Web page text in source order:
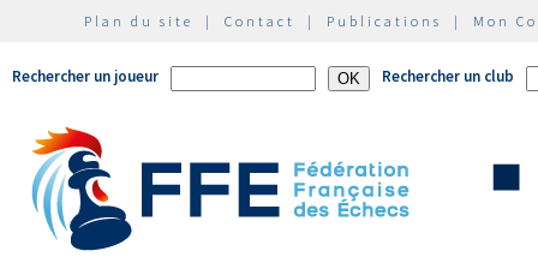
Plan du site | Contact | Publications | Mon
Rechercher un joueur Rechercher un club